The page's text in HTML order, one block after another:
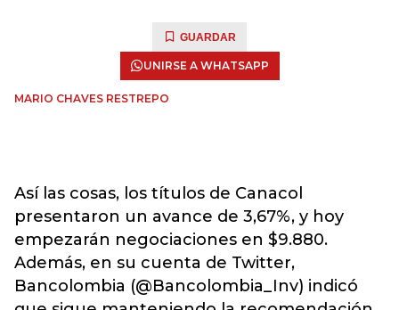
GUARDAR
UNIRSE A WHATSAPP
MARIO CHAVES RESTREPO
Así las cosas, los títulos de Canacol
presentaron un avance de 3,67%, y hoy
empezarán negociaciones en $9.880.
Además, en su cuenta de Twitter,
Bancolombia (@Bancolombia_Inv) indicó